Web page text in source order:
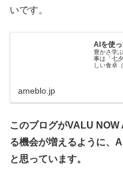
いです。
AIを使
豊かさ学
事は「七
しい食卓
ameblo.jp
このブログがVALU
る機会が増えるように、
と思っています。